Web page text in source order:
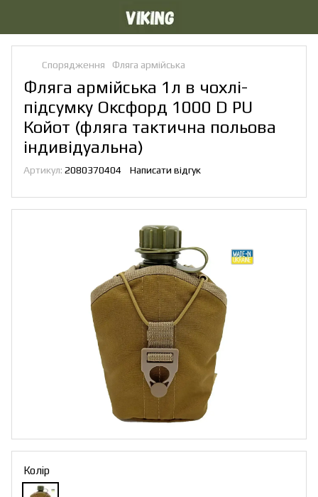
Спорядження Фляга армійська
Фляга армійська 1л в чохлі-
підсумку Оксфорд 1000 D PU
Койот (фляга тактична польова
індивідуальна)
Артикул: 2080370404 Написати відгук
Колір